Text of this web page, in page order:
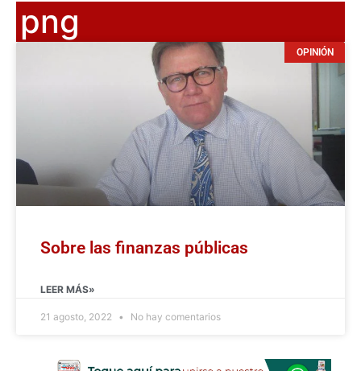
png
OPINIÓN
Sobre las finanzas públicas
LEER MÁS»
21 agosto, 2022 No hay comentarios